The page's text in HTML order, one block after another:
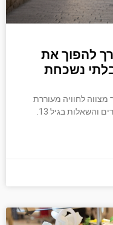
להפוך את
נשכחת
לחוויה מעוררת
בגיל 13.